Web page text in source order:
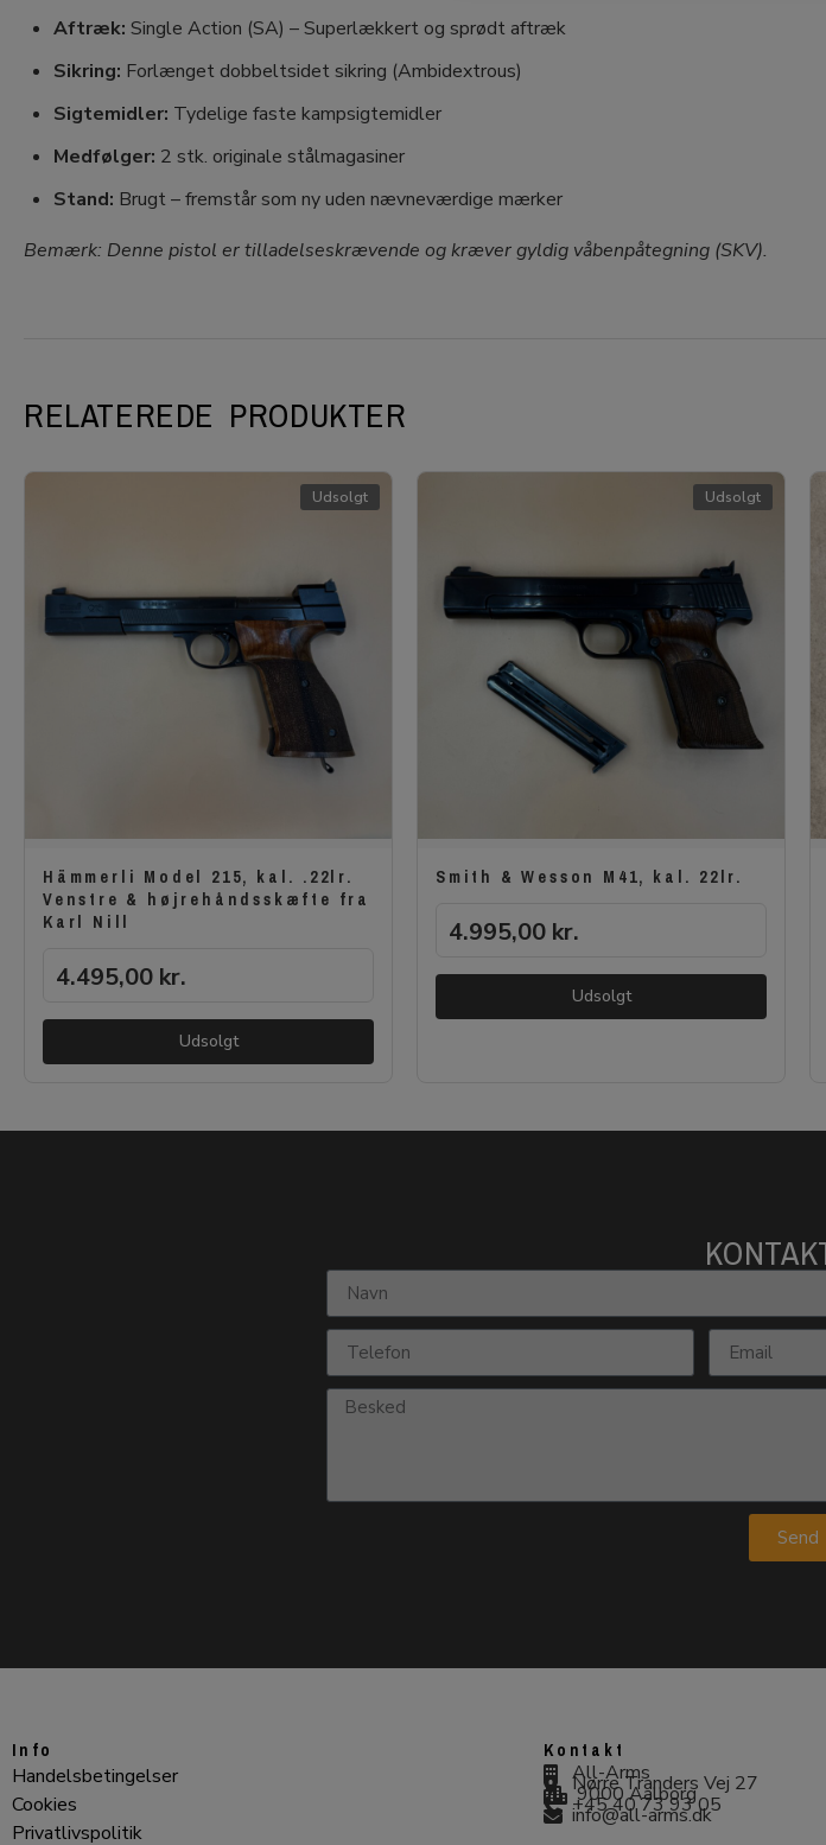
Aftræk: Single Action (SA) – Superlækkert og sprødt aftræk
Sikring: Forlænget dobbeltsidet sikring (Ambidextrous)
Sigtemidler: Tydelige faste kampsigtemidler
Medfølger: 2 stk. originale stålmagasiner
Stand: Brugt – fremstår som ny uden nævneværdige mærker
Bemærk: Denne pistol er tilladelseskrævende og kræver gyldig våbenpåtegning (SKV).
RELATEREDE PRODUKTER
Udsolgt
Hämmerli Model 215, kal. .22lr.
Venstre & højrehåndsskæfte fra
Karl Nill
4.495,00 kr.
Udsolgt
Udsolgt
Smith & Wesson M41, kal. 22lr.
4.995,00 kr.
Udsolgt
Send
Info
Handelsbetingelser
Cookies
Privatlivspolitik
Kontakt
All-Arms
Nørre Tranders Vej 27
9000 Aalborg
+45 40 73 93 05
info@all-arms.dk